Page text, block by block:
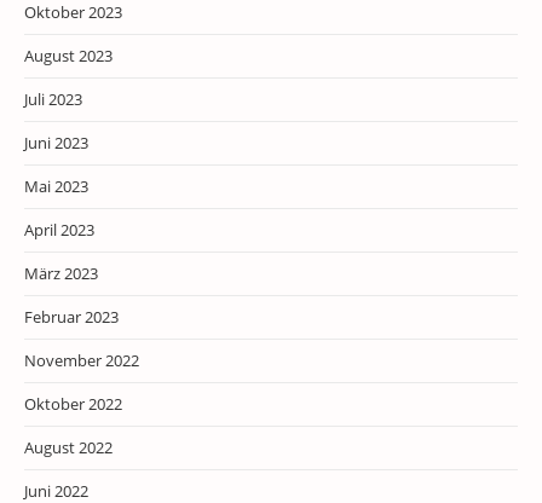
Oktober 2023
August 2023
Juli 2023
Juni 2023
Mai 2023
April 2023
März 2023
Februar 2023
November 2022
Oktober 2022
August 2022
Juni 2022